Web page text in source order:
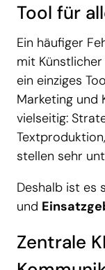
Tool für
Ein häufiger
mit
ein einziges
Marketing und
vielseitig:
stellen sehr
Deshalb ist es
und
Zentrale